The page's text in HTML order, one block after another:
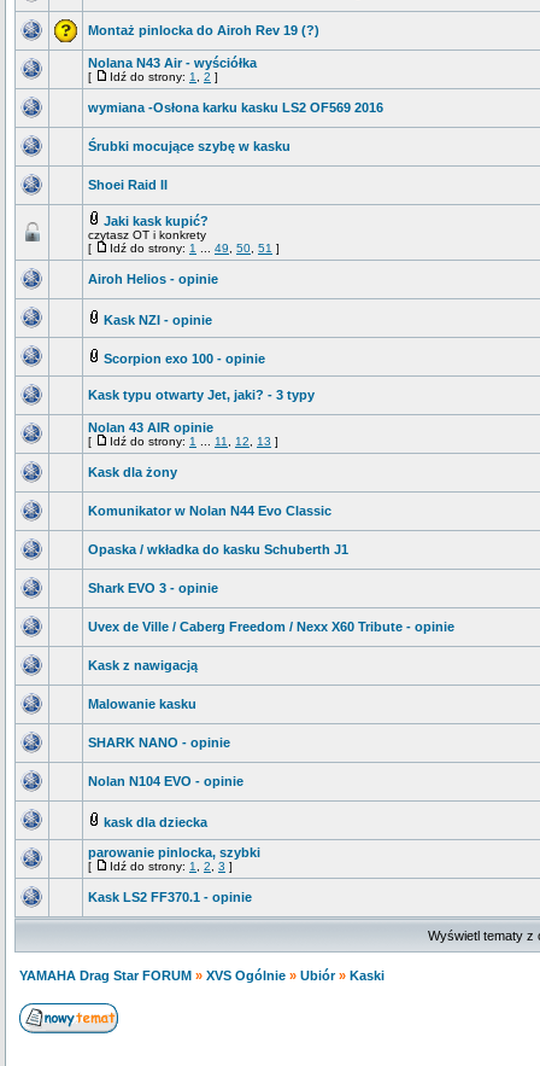
Montaż pinlocka do Airoh Rev 19 (?)
Nolana N43 Air - wyściółka
[ Idź do strony: 1 2 ]
wymiana -Osłona karku kasku LS2 OF569 2016
Śrubki mocujące szybę w kasku
Shoei Raid II
Jaki kask kupić?
czytasz OT i konkrety
[
Idź do strony: 1 49 50 51 ]
Airoh Helios - opinie
Kask NZI - opinie
Scorpion exo 100 - opinie
Kask typu otwarty Jet, jaki? - 3 typy
Nolan 43 AIR opinie
[ Idź do strony: 1 11 12 13 ]
Kask dla żony
Komunikator w Nolan N44 Evo Classic
Opaska / wkładka do kasku Schuberth J1
Shark EVO 3 - opinie
Uvex de Ville / Caberg Freedom / Nexx X60 Tribute - opinie
Kask z nawigacją
Malowanie kasku
SHARK NANO - opinie
Nolan N104 EVO - opinie
kask dla dziecka
parowanie pinlocka, szybki
[ Idź do strony: 1 2 3 ]
Kask LS2 FF370.1 - opinie
Wyświetl tematy z
YAMAHA Drag Star FORUM » XVS Ogólnie » Ubiór» Kaski